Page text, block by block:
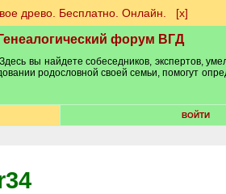
древо. Бесплатно. Онлайн. [х]
Генеалогический форум ВГД
вы найдете собеседников, экспертов,
родословной своей семьи, помогут
ВОЙТИ